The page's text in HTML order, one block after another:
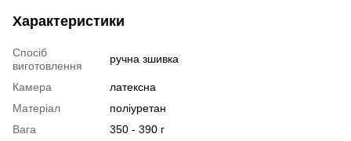
Характеристики
Спосіб
виготовлення
ручна зшивка
Камера
латексна
Матеріал
поліуретан
Вага
350 - 390 г